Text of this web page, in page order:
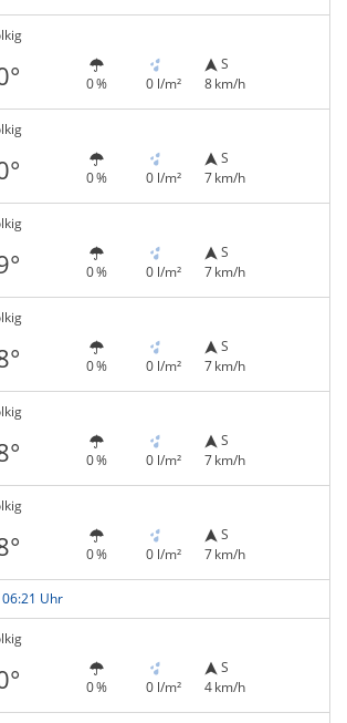
0 % 0 l/m²
S
8 km/h
0 % 0 l/m²
S
7 km/h
0 % 0 l/m²
S
7 km/h
0 % 0 l/m²
S
7 km/h
0 % 0 l/m²
S
7 km/h
0 % 0 l/m²
S
7 km/h
Uhr
0 % 0 l/m²
S
4 km/h